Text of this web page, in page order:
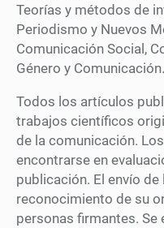
Teorías y métodos de
Periodismo y Nuevos
Comunicación Social,
Género y Comunicación.
Todos los artículos
trabajos científicos
de la comunicación.
encontrarse en
publicación. El envío
reconocimiento de su
personas firmantes.